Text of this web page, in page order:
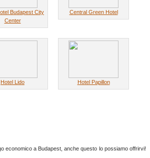
Budapest City
Center
Central Green Hotel
Hotel Lido Hotel Papillon
economico a Budapest, anche questo lo possiamo offrirvi!